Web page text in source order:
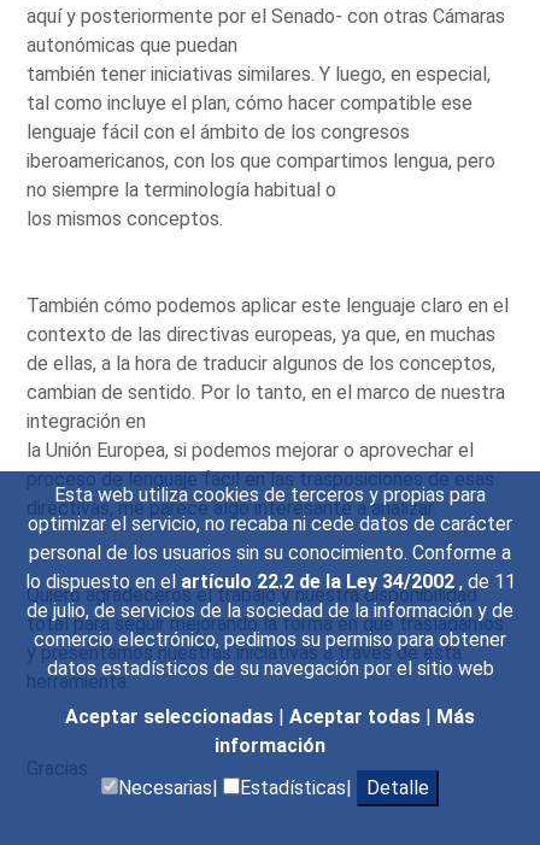
Esta web utiliza cookies de terceros y propias para
optimizar el servicio, no recaba ni cede datos de carácter
personal de los usuarios sin su conocimiento. Conforme a
lo dispuesto en el artículo 22.2 de la Ley 34/2002, de 11
de julio, de servicios de la sociedad de la información y de
comercio electrónico, pedimos su permiso para obtener
datos estadísticos de su navegación por el sitio web
Aceptar seleccionadas | Aceptar todas | Más
información
Necesarias|
Estadísticas| Detalle
aquí y posteriormente por el Senado- con otras Cámaras
autonómicas que puedan
también tener iniciativas similares. Y luego, en especial,
tal como incluye el plan, cómo hacer compatible ese
lenguaje fácil con el ámbito de los congresos
iberoamericanos, con los que compartimos lengua, pero
no siempre la terminología habitual o
los mismos conceptos.
También cómo podemos aplicar este lenguaje claro en el
contexto de las directivas europeas, ya que, en muchas
de ellas, a la hora de traducir algunos de los conceptos,
cambian de sentido. Por lo tanto, en el marco de nuestra
integración en
la Unión Europea, si podemos mejorar o aprovechar el
proceso de lenguaje fácil en las trasposiciones de esas
directivas, me parece algo interesante a analizar.
Quiero agradeceros el trabajo y nuestra disponibilidad
total para seguir mejorando la forma en que trasladamos
y presentamos nuestras iniciativas a través de esta
herramienta.
Gracias.